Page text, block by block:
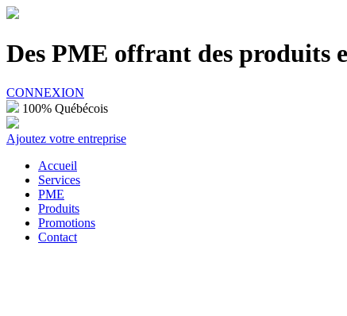
Des PME offrant des produits
CONNEXION
100% Québécois
Ajoutez votre entreprise
Accueil
Services
PME
Produits
Promotions
Contact